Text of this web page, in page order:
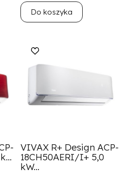
Do koszyka
VIVAX R+ Design ACP-
18CH50AERI/I+ 5,0
kW...